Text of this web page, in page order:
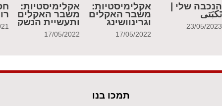
הנכבה שלי |
نَكبَتي
23/05/2023
אקלימיסטיות:
משבר האקלים
וגרינוושינג
17/05/2022
אקלימיסטיות:
משבר האקלים
ותעשיית הנשק
17/05/2022
תמכו בנו